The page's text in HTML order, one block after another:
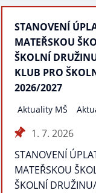
STANOVENÍ
MATEŘSKOU
ŠKOLNÍ
KLUB PRO
2026/2027
Aktuality MŠ
1. 7. 2026
STANOVENÍ
MATEŘSKOU
ŠKOLNÍ